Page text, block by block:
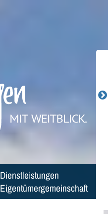
Dienstleistungen
Eigentümergemeinschaft